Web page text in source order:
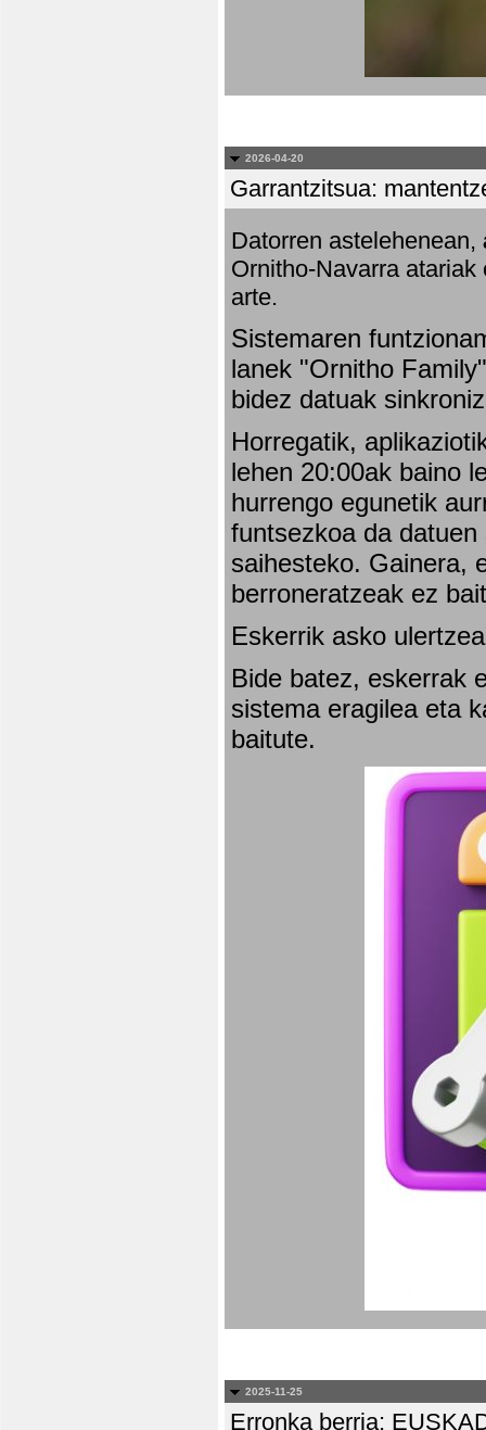
2026-04-20
Garrantzitsua:
Datorren astelehenean,
Ornitho-Navarra
arte.
Sistemaren
lanek "Ornitho
bidez datuak
Horregatik,
lehen 20:00ak baino
hurrengo egunetik
funtsezkoa da
saihesteko. Gainera,
berroneratzeak ez
Eskerrik asko
Bide batez, eskerrak
sistema eragilea eta
baitute.
2025-11-25
Erronka berria: